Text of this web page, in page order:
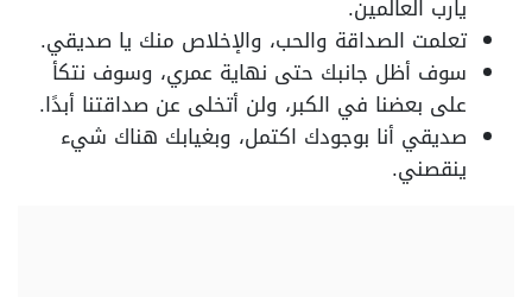
يارب العالمين.
تعلمت الصداقة والحب، والإخلاص منك يا صديقي.
سوف أظل جانبك حتى نهاية عمري، وسوف نتكأ
على بعضنا في الكبر، ولن أتخلى عن صداقتنا أبدًا.
صديقي أنا بوجودك اكتمل، وبغيابك هناك شيء
ينقصني.